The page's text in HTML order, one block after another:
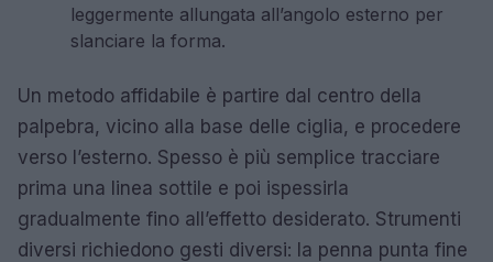
leggermente allungata all’angolo esterno per
slanciare la forma.
Un metodo affidabile è partire dal centro della
palpebra, vicino alla base delle ciglia, e procedere
verso l’esterno. Spesso è più semplice tracciare
prima una linea sottile e poi ispessirla
gradualmente fino all’effetto desiderato. Strumenti
diversi richiedono gesti diversi: la penna punta fine